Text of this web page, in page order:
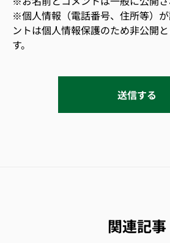
※個人情報（電話番号、住所等）
ントは個人情報保護のため非公開
す。
関連記事